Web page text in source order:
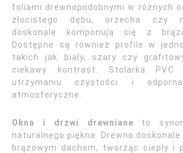
foliami drewnopodobnymi w różnych
złocistego dębu, orzecha czy
doskonale komponują się z
Dostępne są również profile w
takich jak biały, szary czy
ciekawy kontrast. Stolarka
utrzymaniu czystości i
atmosferyczne.
Okna i drzwi drewniane to
naturalnego piękna. Drewno
brązowym dachem, tworząc ciepły i